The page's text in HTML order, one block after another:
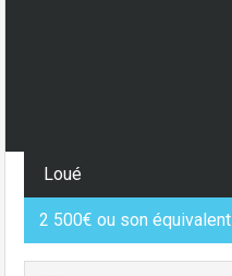
Loué
2 500€ ou son